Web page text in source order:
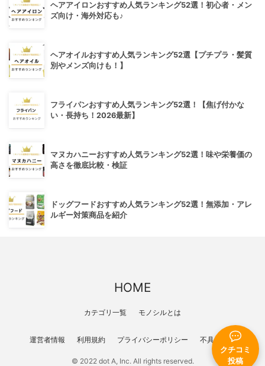
クチコミ
投稿
ヘアアイロンおすすめ人気ランキング52選！初心者・メン
ズ向け・海外対応も♪
ヘアオイルおすすめ人気ランキング52選【プチプラ・髪質
別やメンズ向けも！】
フライパンおすすめ人気ランキング52選！【焦げ付かな
い・長持ち！2026最新】
マヌカハニーおすすめ人気ランキング52選！味や栄養価の
高さを徹底比較・検証
ドッグフードおすすめ人気ランキング52選！無添加・アレ
ルギー対策商品を紹介
HOME
カテゴリ一覧 モノシルとは
運営者情報 利用規約 プライバシーポリシー 不具合報告
© 2022 dot A, Inc. All rights reserved.